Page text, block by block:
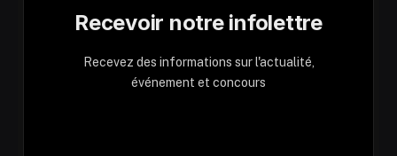
Recevoir notre infolettre
Recevez des informations sur l'actualité,
événement et concours